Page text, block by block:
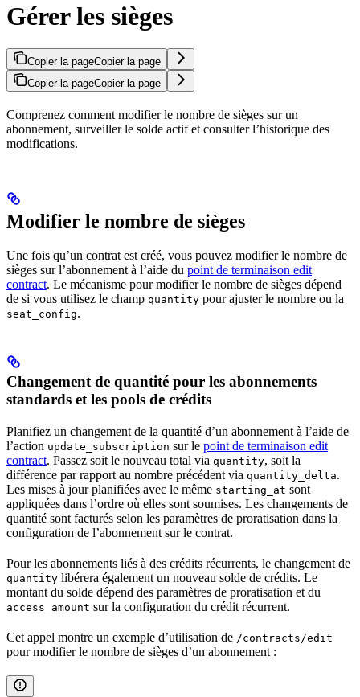
Gérer les sièges
Copier la pageCopier la page
Copier la pageCopier la page
Comprenez comment modifier le nombre de sièges sur un
abonnement, surveiller le solde actif et consulter l’historique des
modifications.
Modifier le nombre de sièges
Une fois qu’un contrat est créé, vous pouvez modifier le nombre de
sièges sur l’abonnement à l’aide du point de terminaison edit
contract. Le mécanisme pour modifier le nombre de sièges dépend
de si vous utilisez le champ quantity pour ajuster le nombre ou la
seat_config.
Changement de quantité​ pour les abonnements
standards et les pools de crédits
Planifiez un changement de la quantité d’un abonnement à l’aide de
l’action update_subscription sur le point de terminaison edit
contract. Passez soit le nouveau total via quantity, soit la
différence par rapport au nombre précédent via quantity_delta.
Les mises à jour planifiées avec le même starting_at sont
appliquées dans l’ordre où elles sont soumises. Les changements de
quantité sont facturés selon les paramètres de proratisation dans la
configuration de l’abonnement sur le contrat.
Pour les abonnements liés à des crédits récurrents, le changement de
quantity libérera également un nouveau solde de crédits. Le
montant du solde dépend des paramètres de proratisation et du
access_amount sur la configuration du crédit récurrent.
Cet appel montre un exemple d’utilisation de /contracts/edit
pour modifier le nombre de sièges d’un abonnement :